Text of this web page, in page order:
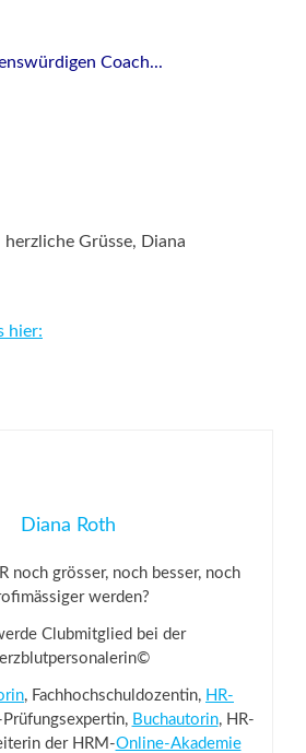
Coach...
Grüsse, Diana
hier:
Diana Roth
noch grösser, noch besser, noch
werden?
Clubmitglied bei der
, Fachhochschuldozentin, HR-
Prüfungsexpertin, Buchautorin, HR-
der HRM-Online-Akademie